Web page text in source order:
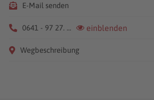
Sa
09:00-14:00
E-Mail senden
0641 - 97 27. ... einblenden
Wegbeschreibung